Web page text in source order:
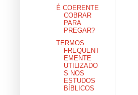
É COERENTE
COBRAR
PARA
PREGAR?
TERMOS
FREQUENT
EMENTE
UTILIZADO
S NOS
ESTUDOS
BÍBLICOS